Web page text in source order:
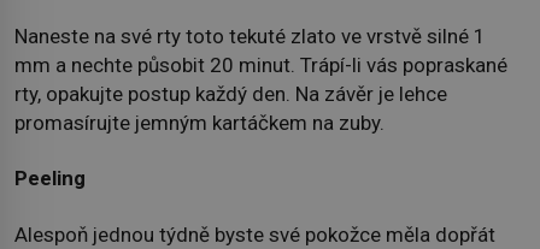
Naneste na své rty toto tekuté zlato ve vrstvě silné 1
mm a nechte působit 20 minut. Trápí-li vás popraskané
rty, opakujte postup každý den. Na závěr je lehce
promasírujte jemným kartáčkem na zuby.
Peeling
Alespoň jednou týdně byste své pokožce měla dopřát